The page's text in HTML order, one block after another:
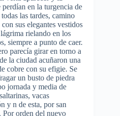
en la turgencia de
las tardes, camino
sus elegantes vestidos
rielando en los
siempre a punto de caer.
parecía girar en torno a
la ciudad acuñaron una
cobre con su efigie. Se
un busto de piedra
jornada y media de
vacas
y n de esta, por san
orden del nuevo